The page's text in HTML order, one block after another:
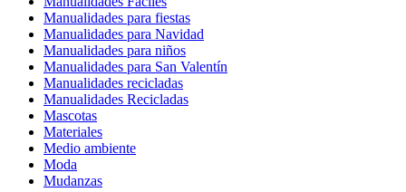
Manualidades para fiestas
Manualidades para Navidad
Manualidades para niños
Manualidades para San Valentín
Manualidades recicladas
Manualidades Recicladas
Mascotas
Materiales
Medio ambiente
Moda
Mudanzas